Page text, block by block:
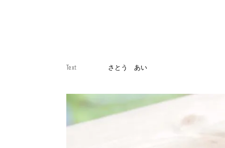
Text さとう あい